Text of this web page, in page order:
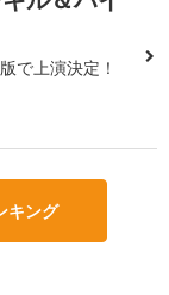
で上演決定！
キング